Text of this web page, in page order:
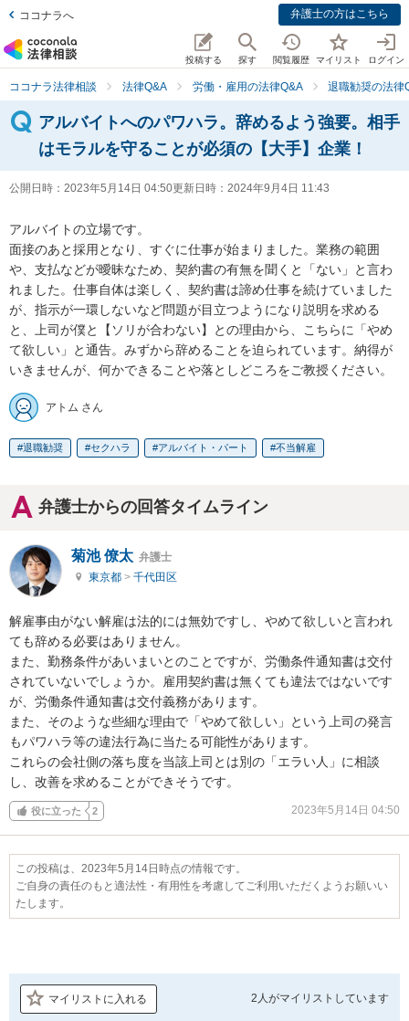
ココナラへ 弁護士の方はこちら
投稿する 探す 閲覧履歴 マイリスト ログイン
ココナラ法律相談 法律Q&A 労働・雇用の法律Q&A 退職勧奨の法律
アルバイトへのパワハラ。辞めるよう強要。相手
はモラルを守ることが必須の【大手】企業！
公開日時： 2023年5月14日 04:50更新日時： 2024年9月4日 11:43
アルバイトの立場です。
面接のあと採用となり、すぐに仕事が始まりました。業務の範囲
や、支払などが曖昧なため、契約書の有無を聞くと「ない」と言わ
れました。仕事自体は楽しく、契約書は諦め仕事を続けていました
が、指示が一環しないなど問題が目立つようになり説明を求める
と、上司が僕と【ソリが合わない】との理由から、こちらに「やめ
て欲しい」と通告。みずから辞めることを迫られています。納得が
いきませんが、何かできることや落としどころをご教授ください。
アトム さん
退職勧奨 セクハラ アルバイト・パート 不当解雇
弁護士からの回答タイムライン
菊池 僚太 弁護士
東京都 > 千代田区
解雇事由がない解雇は法的には無効ですし、やめて欲しいと言われ
ても辞める必要はありません。
また、勤務条件があいまいとのことですが、労働条件通知書は交付
されていないでしょうか。雇用契約書は無くても違法ではないです
が、労働条件通知書は交付義務があります。
また、そのような些細な理由で「やめて欲しい」という上司の発言
もパワハラ等の違法行為に当たる可能性があります。
これらの会社側の落ち度を当該上司とは別の「エラい人」に相談
し、改善を求めることができそうです。
役に立った 2 2023年5月14日 04:50
この投稿は、2023年5月14日時点の情報です。
ご自身の責任のもと適法性・有用性を考慮してご利用いただくようお願いい
たします。
マイリストに入れる 2人がマイリストしています